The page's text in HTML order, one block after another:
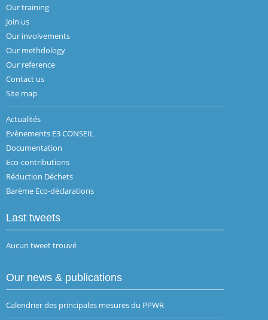
Our training
Join us
Our involvements
Our methdology
Our reference
Contact us
Site map
Actualités
Evènements E3 CONSEIL
Documentation
Eco-contributions
Réduction Déchets
Barème Eco-déclarations
Last tweets
Aucun tweet trouvé
Our news & publications
Calendrier des principales mesures du PPWR